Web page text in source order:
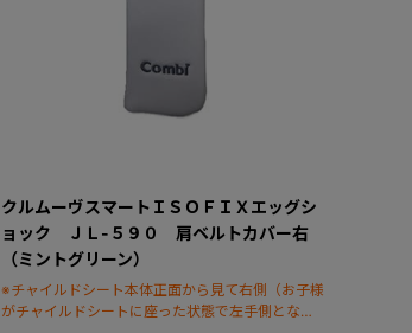
クルムーヴスマートＩＳＯＦＩＸエッグシ
ョック ＪＬ-５９０ 肩ベルトカバー右
（ミントグリーン）
※チャイルドシート本体正面から見て右側（お子様
がチャイルドシートに座った状態で左手側となり